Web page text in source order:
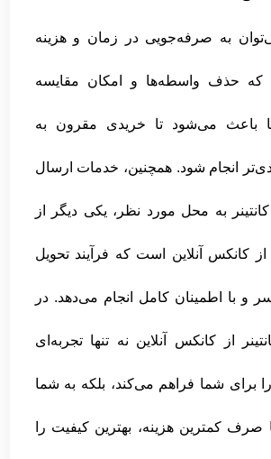
به صرفه‌جویی در زمان و هزینه
که حذف واسطه‌ها و امکان مقایسه
باعث می‌شود تا خریدی مقرون به
انجام شود. همچنین، خدمات ارسال
به محل مورد نظر، یکی دیگر از
کانکس آنلاین است که فرآیند تحویل
و با اطمینان کامل انجام می‌دهد. در
از کانکس آنلاین نه تنها تجربه‌ای
برای شما فراهم می‌کند، بلکه به شما
صرف کمترین هزینه، بهترین کیفیت را